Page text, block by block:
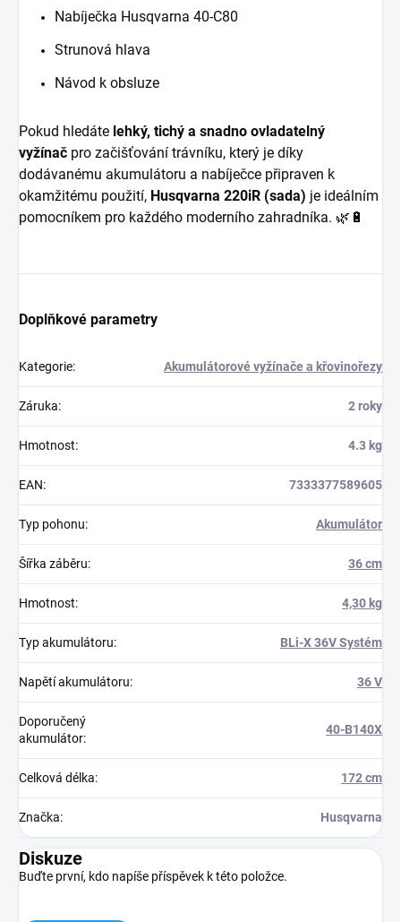
Nabíječka Husqvarna 40-C80
Strunová hlava
Návod k obsluze
Pokud hledáte lehký, tichý a snadno ovladatelný
vyžínač pro začišťování trávníku, který je díky
dodávanému akumulátoru a nabíječce připraven k
okamžitému použití, Husqvarna 220iR (sada) je ideálním
pomocníkem pro každého moderního zahradníka. 🌿🔋
Doplňkové parametry
Kategorie: Akumulátorové vyžínače a křovinořezy
Záruka: 2 roky
Hmotnost: 4.3 kg
EAN: 7333377589605
Typ pohonu: Akumulátor
Šířka záběru: 36 cm
Hmotnost: 4,30 kg
Typ akumulátoru: BLi-X 36V Systém
Napětí akumulátoru: 36 V
Doporučený
akumulátor:
40-B140X
Celková délka: 172 cm
Značka: Husqvarna
Diskuze
Buďte první, kdo napíše příspěvek k této položce.